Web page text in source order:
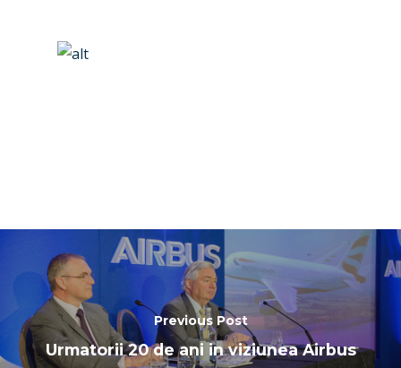
Previous Post
Urmatorii 20 de ani in viziunea Airbus